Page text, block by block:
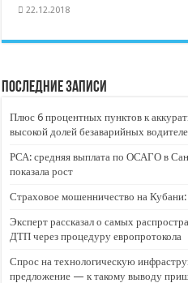
22.12.2018
Последние записи
Плюс 6 процентных пунктов к
высокой долей безаварийных
РСА: средняя выплата по ОСАГО в
показала рост
Страховое мошенничество на Кубани:
Эксперт рассказал о самых
ДТП через процедуру европротокола
Спрос на технологическую
предложение — к такому выводу